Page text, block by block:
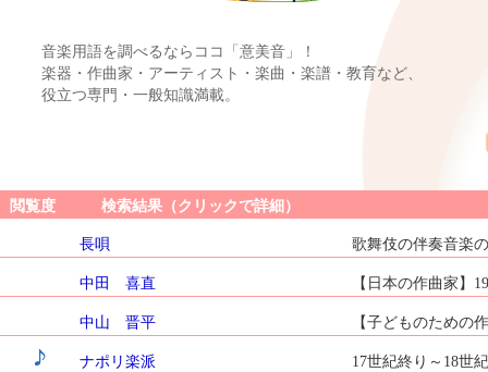
音楽用語を調べるならココ「意美音」！
楽器・作曲家・アーティスト・楽曲・楽譜・教育など、
役立つ専門・一般知識満載。
閲覧度 検索結果（クリックで詳細）
長唄 歌舞伎の伴奏音楽
中田 喜直 【日本の作曲家】
中山 晋平 【子どものための
ナポリ楽派 17世紀終り～18世